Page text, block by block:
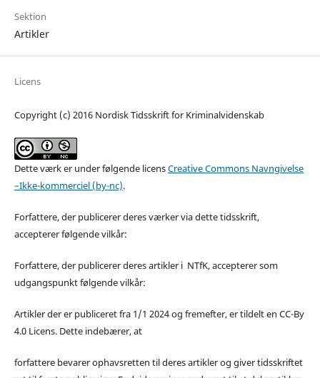
Sektion
Artikler
Licens
Copyright (c) 2016 Nordisk Tidsskrift for Kriminalvidenskab
Dette værk er under følgende licensCreative Commons Navngivelse
–Ikke-kommerciel (by-nc).
Forfattere, der publicerer deres værker via dette tidsskrift,
accepterer følgende vilkår:
Forfattere, der publicerer deres artikler i NTfK, accepterer som
udgangspunkt følgende vilkår:
Artikler der er publiceret fra 1/1 2024 og fremefter, er tildelt en CC-By
4.0 Licens. Dette indebærer, at
forfattere bevarer ophavsretten til deres artikler og giver tidsskriftet